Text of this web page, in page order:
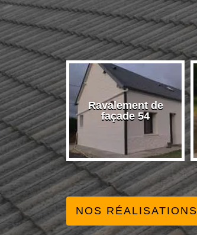
54
Ravalement de
façade 54
NOS RÉALISATIONS